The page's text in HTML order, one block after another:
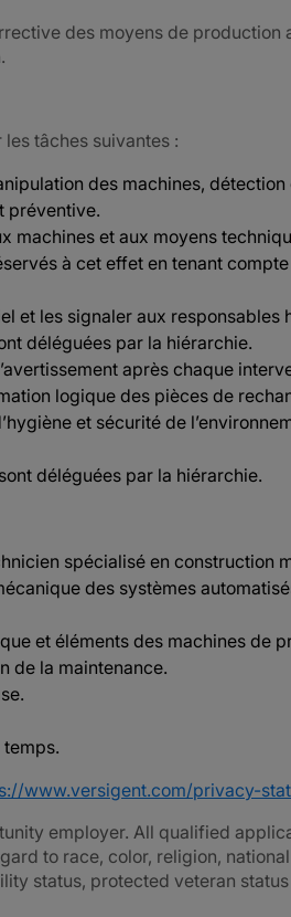
des moyens de production
tâches suivantes :
des machines,
préventive.
machines et aux moyens
à cet effet en tenant
et les signaler aux responsables
déléguées par la hiérarchie.
après chaque
logique des pièces de
et sécurité de
déléguées par la hiérarchie.
spécialisé en construction
des systèmes
et éléments des machines de
de la maintenance.
www.versigent.com/privacy-
employer. All qualified
to race, color, religion,
status, protected veteran